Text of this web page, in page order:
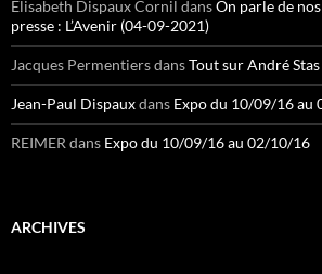
Elisabeth Dispaux Cornil dansOn parle de
presse : L’Avenir (04-09-2021)
Jacques PermentiersdansTout sur André
Jean-Paul Dispauxdans Expo du 10/09/16 au
REIMER dans Expo du 10/09/16 au 02/10/16
ARCHIVES